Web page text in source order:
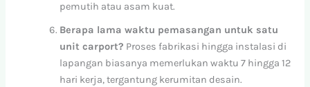
pemutih atau asam kuat.
Berapa lama waktu pemasangan untuk satu
unit carport? Proses fabrikasi hingga instalasi di
lapangan biasanya memerlukan waktu 7 hingga 12
hari kerja, tergantung kerumitan desain.